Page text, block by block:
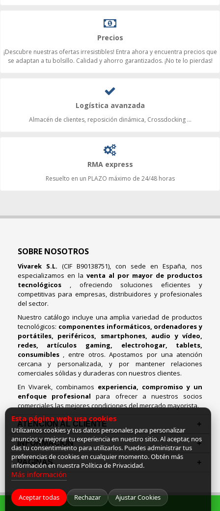
Precios
¡Descubre nuestras ofertas irresistibles! Entra ahora y encuentra precios que
se adaptan a tu bolsillo. Calidad y ahorro garantizados. ¡No te lo pierdas!
Logística avanzada
Almacén de clientes, reposición dinámica, Crossdocking ...
RMA express
Resuelto en un PLAZO máximo de 24/48 horas
SOBRE NOSOTROS
Vivarek S.L. (CIF B90138751), con sede en España, nos
especializamos en la venta al por mayor de productos
tecnológicos , ofreciendo soluciones eficientes y
competitivas para empresas, distribuidores y profesionales
del sector.
Nuestro catálogo incluye una amplia variedad de productos
tecnológicos: componentes informáticos, ordenadores y
portátiles, periféricos, smartphones, audio y vídeo,
redes, artículos gaming, electrohogar, tablets,
consumibles , entre otros. Apostamos por una atención
cercana y personalizada, y por mantener relaciones
comerciales sólidas y duraderas con nuestros clientes.
En Vivarek, combinamos experiencia, compromiso y un
enfoque profesionalpara ofrecer a nuestros socios
comerciales las mejores condiciones del mercado mayorista.
ATENCIÓN AL CLIENTE
INFORMACION
PAGINAS
Esta página web usa cookies
Utilizamos cookies y tus datos personales para personalizar
anuncios y mejorar tu experiencia en nuestro sitio. Al aceptar, nos
das tu consentimiento para utilizarlos. Puedes administrar tus
preferencias de cookies en cualquier momento. Obtén más
información en nuestra Política de Privacidad.
Más información
Aceptar todas Rechazar Ajustar Cookies